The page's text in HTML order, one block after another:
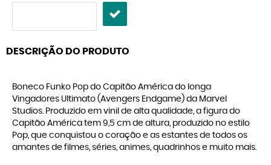
DESCRIÇÃO DO PRODUTO
Boneco Funko Pop do Capitão América do longa
Vingadores Ultimato (Avengers Endgame) da Marvel
Studios. Produzido em vinil de alta qualidade, a figura do
Capitão América tem 9,5 cm de altura, produzido no estilo
Pop, que conquistou o coração e as estantes de todos os
amantes de filmes, séries, animes, quadrinhos e muito mais.